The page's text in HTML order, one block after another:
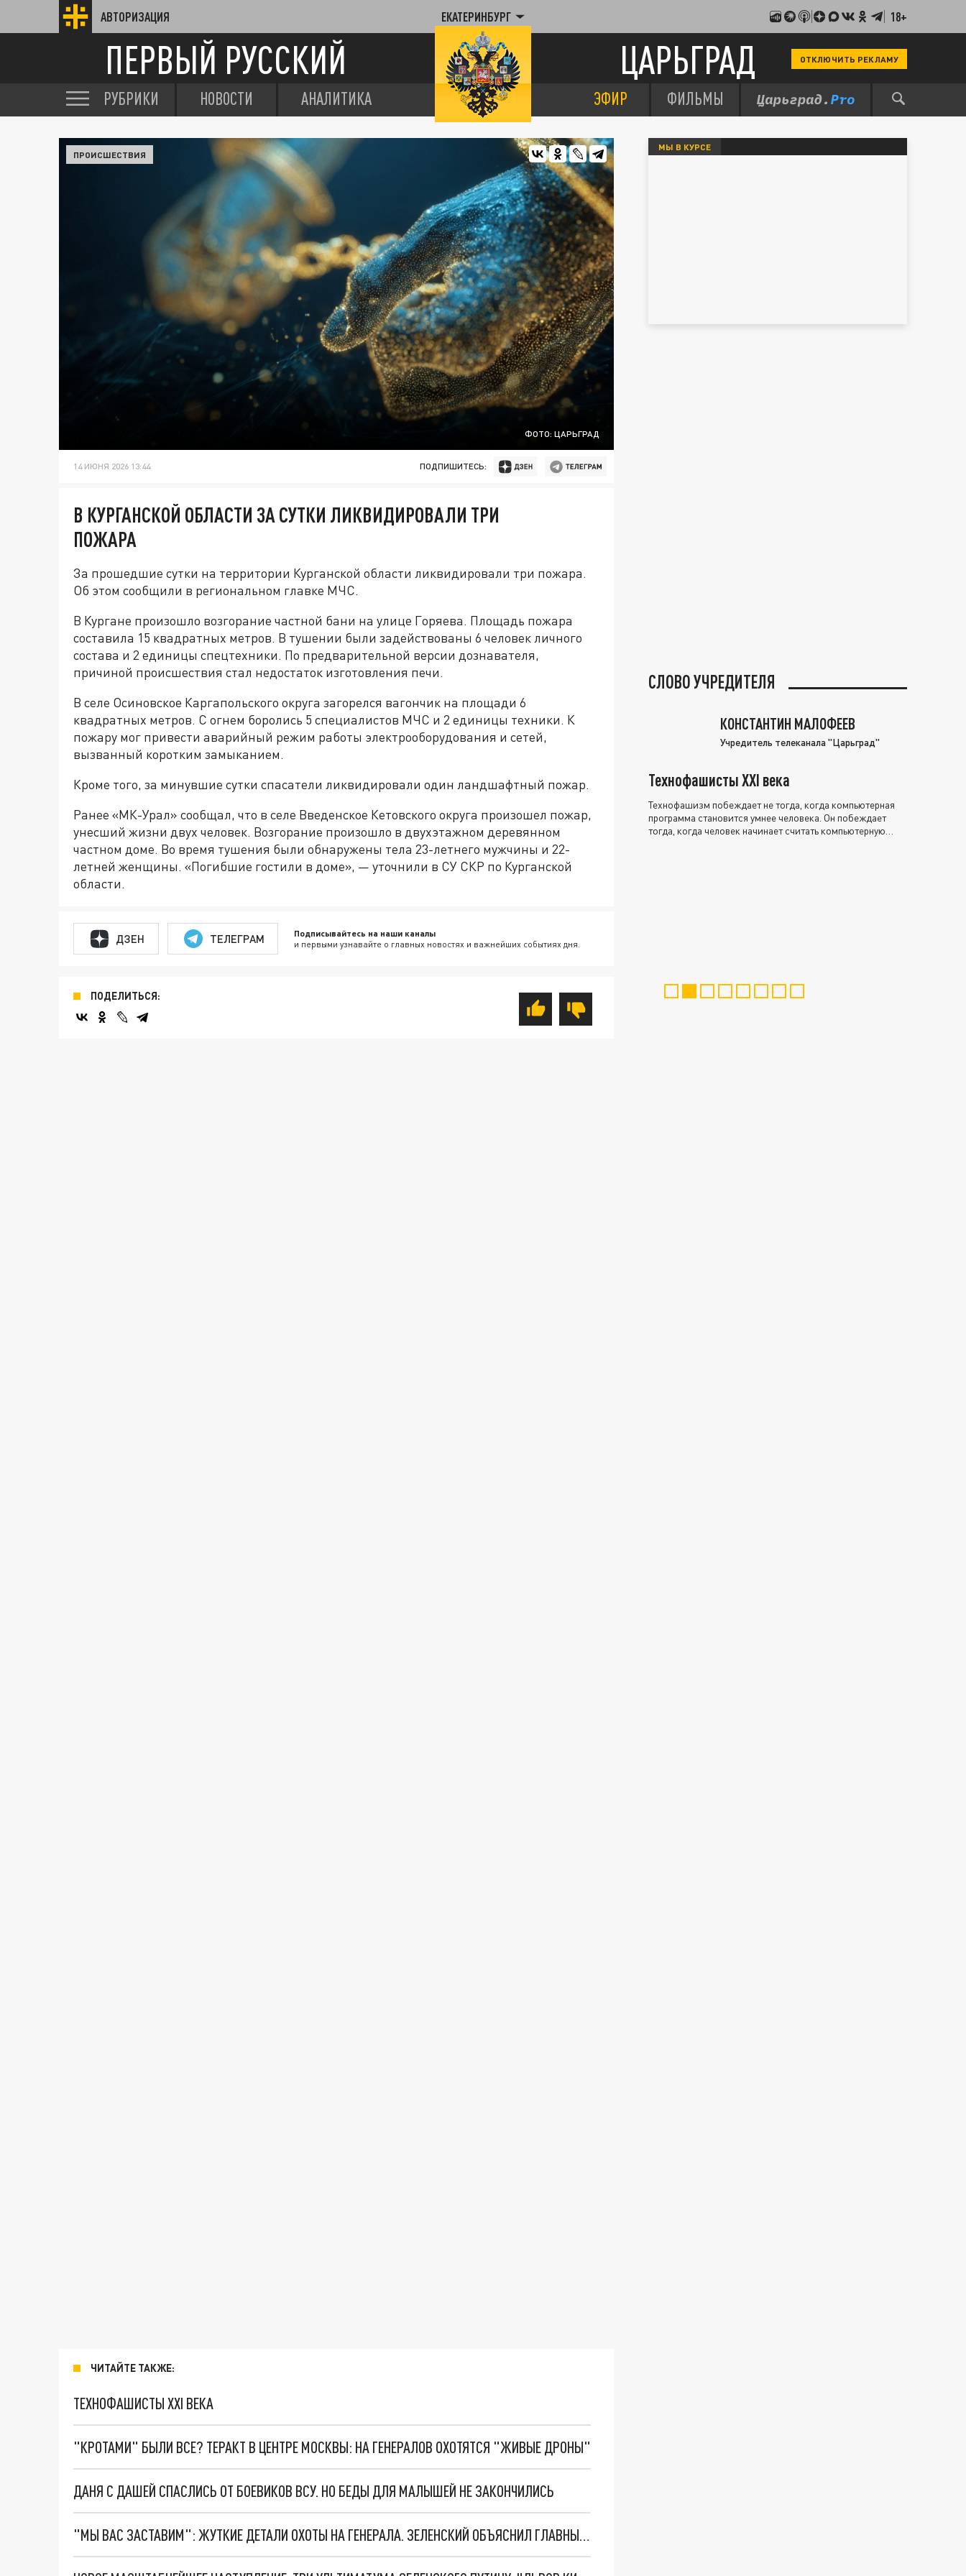
АВТОРИЗАЦИЯ ЕКАТЕРИНБУРГ 18+
ПЕРВЫЙ РУССКИЙ ЦАРЬГРАД ОТКЛЮЧИТЬ РЕКЛАМУ
РУБРИКИ НОВОСТИ АНАЛИТИКА ЭФИР ФИЛЬМЫ
ФОТО: ЦАРЬГРАД
ПРОИСШЕСТВИЯ
14 ИЮНЯ 2026 13:44 ПОДПИШИТЕСЬ:
В КУРГАНСКОЙ ОБЛАСТИ ЗА СУТКИ ЛИКВИДИРОВАЛИ ТРИ
ПОЖАРА
За прошедшие сутки на территории Курганской области ликвидировали три пожара.
Об этом сообщили в региональном главке МЧС.
В Кургане произошло возгорание частной бани на улице Горяева. Площадь пожара
составила 15 квадратных метров. В тушении были задействованы 6 человек личного
состава и 2 единицы спецтехники. По предварительной версии дознавателя,
причиной происшествия стал недостаток изготовления печи.
В селе Осиновское Каргапольского округа загорелся вагончик на площади 6
квадратных метров. С огнем боролись 5 специалистов МЧС и 2 единицы техники. К
пожару мог привести аварийный режим работы электрооборудования и сетей,
вызванный коротким замыканием.
Кроме того, за минувшие сутки спасатели ликвидировали один ландшафтный пожар.
Ранее «МК-Урал» сообщал, что в селе Введенское Кетовского округа произошел пожар,
унесший жизни двух человек. Возгорание произошло в двухэтажном деревянном
частном доме. Во время тушения были обнаружены тела 23-летнего мужчины и 22-
летней женщины. «Погибшие гостили в доме», — уточнили в СУ СКР по Курганской
области.
ДЗЕН ТЕЛЕГРАМ Подписывайтесь на наши каналы
и первыми узнавайте о главных новостях и важнейших событиях дня.
ПОДЕЛИТЬСЯ:
ЧИТАЙТЕ ТАКЖЕ:
ТЕХНОФАШИСТЫ XXI ВЕКА
"КРОТАМИ" БЫЛИ ВСЕ? ТЕРАКТ В ЦЕНТРЕ МОСКВЫ: НА ГЕНЕРАЛОВ ОХОТЯТСЯ "ЖИВЫЕ ДРОНЫ"
ДАНЯ С ДАШЕЙ СПАСЛИСЬ ОТ БОЕВИКОВ ВСУ. НО БЕДЫ ДЛЯ МАЛЫШЕЙ НЕ ЗАКОНЧИЛИСЬ
"МЫ ВАС ЗАСТАВИМ": ЖУТКИЕ ДЕТАЛИ ОХОТЫ НА ГЕНЕРАЛА. ЗЕЛЕНСКИЙ ОБЪЯСНИЛ ГЛАВНЫЙ СМЫСЛ ТЕРАКТА В ЦЕНТРЕ МОСКВЫ
МЫ В КУРСЕ
СЛОВО УЧРЕДИТЕЛЯ
КОНСТАНТИН МАЛОФЕЕВ
Учредитель телеканала "Царьград"
Технофашисты XXI века
Технофашизм побеждает не тогда, когда компьютерная
программа становится умнее человека. Он побеждает
тогда, когда человек начинает считать компьютерную